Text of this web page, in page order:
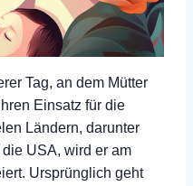
Tag, an dem Mütter
Einsatz für die
Ländern, darunter
USA, wird er am
Ursprünglich geht